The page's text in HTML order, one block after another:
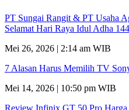
PT Sungai Rangit & PT Usaha
Selamat Hari Raya Idul Adha
Mei 26, 2026 | 2:14 am WIB
7 Alasan Harus Memilih TV
Mei 14, 2026 | 10:50 pm WIB
Review Infinix GT 50 Pro